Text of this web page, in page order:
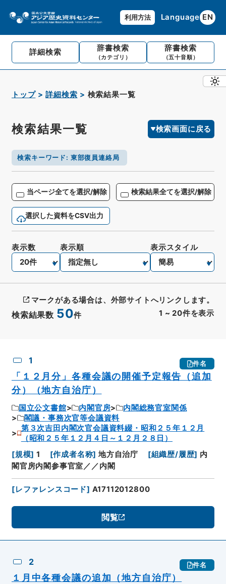
利用方法 Language EN
詳細検索 辞書検索
（カテゴリ）
辞書検索
（五十音順）
トップ 詳細検索 検索結果一覧
検索結果一覧 検索画面に戻る
検索キーワード : 東部復員連絡局
当ページ全てを選択/解除 検索結果全てを選択/解除
選択した資料をCSV出力
検索結果数 50件 1 ~ 20件を表示
表示数 表示順 表示スタイル
マークがある場合は、外部サイトへリンクします。
1 件名
「１２月分」各種会議の開催予定報告（追加
分）（地方自治庁）
国立公文書館 内閣官房
内閣総務官室関係
閣議・事務次官等会議資料
第３次吉田内閣次官会議資料綴・昭和２５年１２月
（昭和２５年１２月４日～１２月２８日）
[規模] 1 [作成者名称] 地方自治庁 [組織歴/履歴] 内
閣官房内閣参事官室／／内閣
[レファレンスコード] A17112012800
閲覧
2 件名
１月中各種会議の追加（地方自治庁）